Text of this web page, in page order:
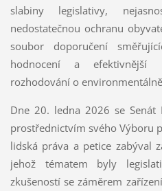
slabiny legislativy,
nedostatečnou ochranu
soubor doporučení
hodnocení a efektivnější
rozhodování o
Dne 20. ledna 2026 se Senát
prostřednictvím svého Výboru
lidská práva a petice zabýval
jehož tématem byly
zkušeností se záměrem